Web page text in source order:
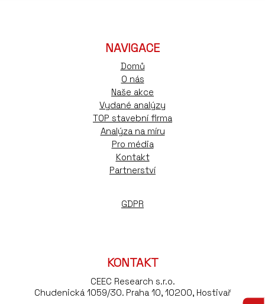
NAVIGACE
Domů
O nás
Naše akce
Vydané analýzy
TOP stavební firma
Analýza na míru
Pro média
Kontakt
Partnerství
GDPR
KONTAKT
CEEC Research s.r.o.
Chudenická 1059/30. Praha 10, 10200, Hostivař